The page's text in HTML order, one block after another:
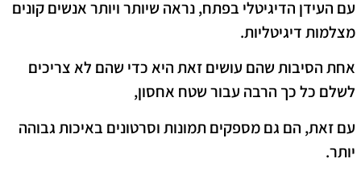
עם העידן הדיגיטלי בפתח, נראה שיותר ויותר אנשים קונים
מצלמות דיגיטליות.
אחת הסיבות שהם עושים זאת היא כדי שהם לא צריכים
לשלם כל כך הרבה עבור שטח אחסון,
עם זאת, הם גם מספקים תמונות וסרטונים באיכות גבוהה
יותר.